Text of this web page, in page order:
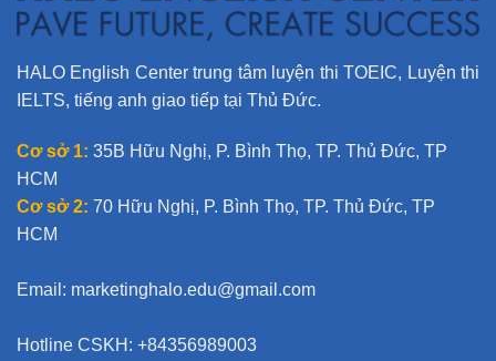
HALO English Center trung tâm luyện thi TOEIC, Luyện thi
IELTS, tiếng anh giao tiếp tại Thủ Đức.
Cơ sở 1: 35B Hữu Nghị, P. Bình Thọ, TP. Thủ Đức, TP
HCM
Cơ sở 2: 70 Hữu Nghị, P. Bình Thọ, TP. Thủ Đức, TP
HCM
Email: marketinghalo.edu@gmail.com
Hotline CSKH: +84356989003